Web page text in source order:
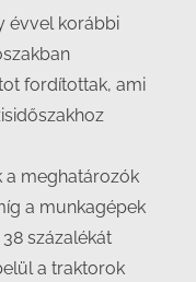
évvel korábbi
fordítottak, ami
a meghatározók
a munkagépek
százalékát
a traktorok